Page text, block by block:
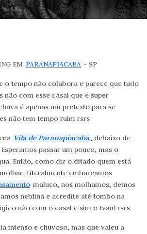
EM PARANAPIACABA - SP
o tempo não colabora e parece que tudo
não com esse casal que é super
é apenas um pretexto para se
não tem tempo ruim rsrs
Vila de Paranapiacaba, debaixo de
passar um pouco, mas o
Então, como diz o ditado quem está
Literalmente embarcamos
maluco, nos molhamos, demos
neblina e acredite até tombo na
não com o casal e sim o Ivan) rsrs
intenso e chuvoso, mas que valeu a